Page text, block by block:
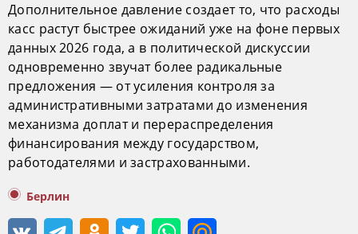
Дополнительное давление создает то, что расходы
касс растут быстрее ожиданий уже на фоне первых
данных 2026 года, а в политической дискуссии
одновременно звучат более радикальные
предложения — от усиления контроля за
административными затратами до изменения
механизма доплат и перераспределения
финансирования между государством,
работодателями и застрахованными.
Берлин